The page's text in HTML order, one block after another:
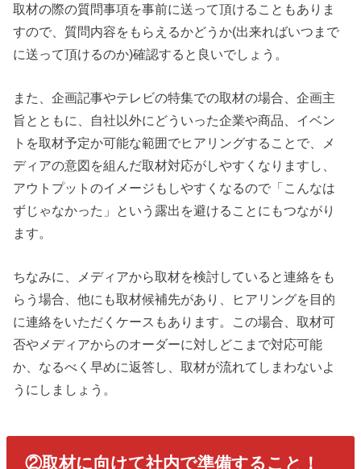
取材の際の質問事項を事前に送って頂けることもありま
すので、質問内容をもらえるかどうか(出来ればいつまで
に送って頂けるのか)確認すると良いでしょう。
また、企画記事やテレビの特集での取材の場合、企画主
旨とともに、自社以外にどういった企業や商品、イベン
トを取材予定か可能な範囲でヒアリングすることで、メ
ディアの意図を組んだ取材対応がしやすくなりますし、
アウトプットのイメージもしやすくなるので「こんなは
ずじゃなかった」という露出を避けることにもつながり
ます。
ちなみに、メディアから取材を検討していると連絡をも
らう場合、他にも取材候補先があり、ヒアリングを目的
に連絡をいただくケースもあります。この場合、取材可
否やメディアからのオーダーに対しどこまで対応可能
か、なるべく早めに返答し、取材が流れてしまわないよ
うにしましょう。
②取材に向けて社内で準備すること！